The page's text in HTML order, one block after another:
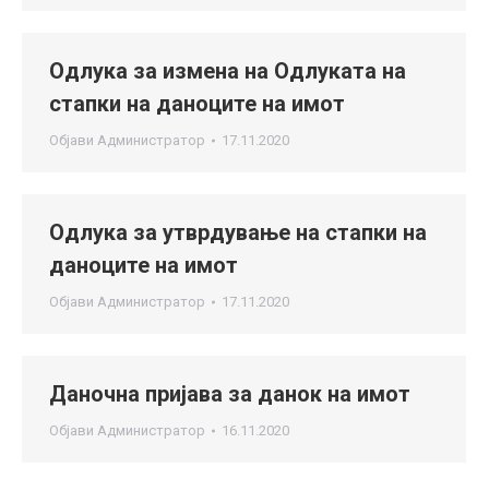
Одлука за измена на Одлуката на
стапки на даноците на имот
Објави Администратор 17.11.2020
Одлука за утврдување на стапки на
даноците на имот
Објави Администратор 17.11.2020
Даночна пријава за данок на имот
Објави Администратор 16.11.2020